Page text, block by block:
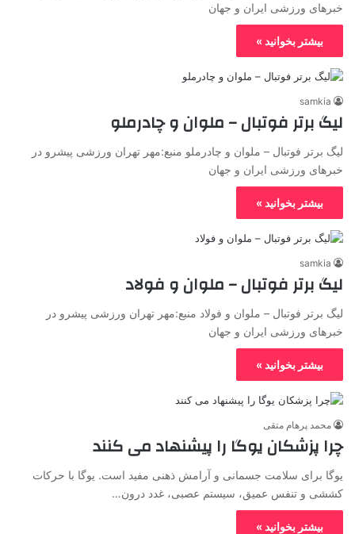
خبرهای ورزشی ایران و جهان
بیشتر بخوانید »
samkia
لیگ برتر فوتبال – ملوان و چادرملو
لیگ برتر فوتبال – ملوان و چادرملو منبع:مهر تهران ورزشی پیشرو در
خبرهای ورزشی ایران و جهان
بیشتر بخوانید »
samkia
لیگ برتر فوتبال – ملوان و فولاد
لیگ برتر فوتبال – ملوان و فولاد منبع:مهر تهران ورزشی پیشرو در
خبرهای ورزشی ایران و جهان
بیشتر بخوانید »
محمد پرهام متقی
چرا پزشکان یوگا را پیشنهاد می کنند
یوگا برای سلامت جسمانی و آرامش ذهنی مفید است. یوگا با حرکات
کششی و تنفس عمیق، سیستم عصبی، غدد درون…
بیشتر بخوانید »